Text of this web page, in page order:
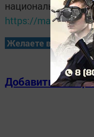
национальном
https://max.ru/
Желаете всегда
Добавить в